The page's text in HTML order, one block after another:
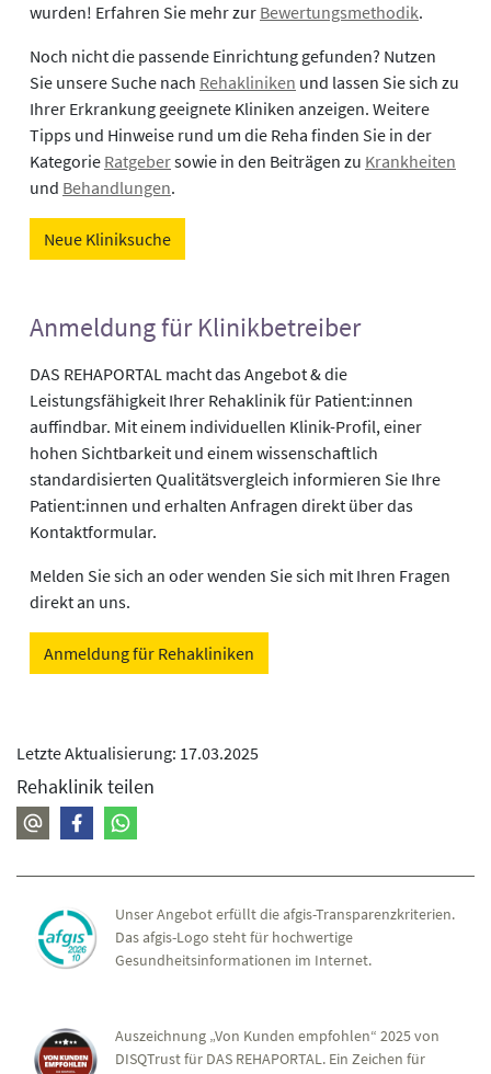
wurden! Erfahren Sie mehr zur Bewertungsmethodik.
Noch nicht die passende Einrichtung gefunden? Nutzen
Sie unsere Suche nach Rehakliniken und lassen Sie sich zu
Ihrer Erkrankung geeignete Kliniken anzeigen. Weitere
Tipps und Hinweise rund um die Reha finden Sie in der
Kategorie Ratgebersowie in den Beiträgen zu Krankheiten
und Behandlungen.
Neue Kliniksuche
Anmeldung für Klinikbetreiber
DAS REHAPORTAL macht das Angebot & die
Leistungsfähigkeit Ihrer Rehaklinik für Patient:innen
auffindbar. Mit einem individuellen Klinik-Profil, einer
hohen Sichtbarkeit und einem wissenschaftlich
standardisierten Qualitätsvergleich informieren Sie Ihre
Patient:innen und erhalten Anfragen direkt über das
Kontaktformular.
Melden Sie sich an oder wenden Sie sich mit Ihren Fragen
direkt an uns.
Anmeldung für Rehakliniken
Letzte Aktualisierung: 17.03.2025
Rehaklinik teilen
Unser Angebot erfüllt die afgis-Transparenzkriterien.
Das afgis-Logo steht für hochwertige
Gesundheitsinformationen im Internet.
Auszeichnung „Von Kunden empfohlen“ 2025 von
DISQTrust für DAS REHAPORTAL. Ein Zeichen für